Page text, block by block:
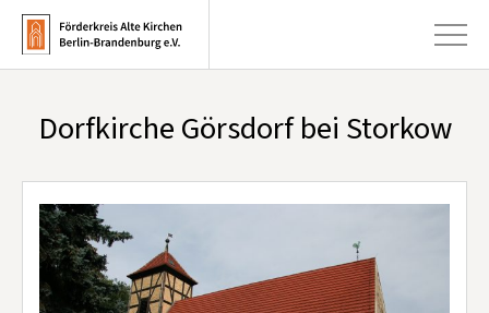
Kirchen +
Publikationen
Kunst & Kultur
Dorfkirche Görsdorf bei Storkow